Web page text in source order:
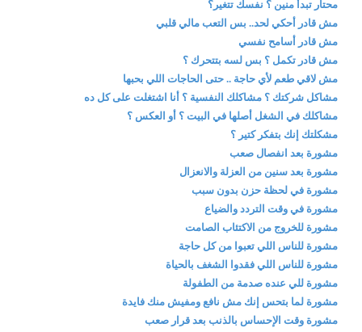
محتار تبدأ منين ؟ نفسك تتغير؟
مش قادر أحكي لحد.. بس التعب مالي قلبي
مش قادر أسامح نفسي
مش قادر تكمل ؟ بس لسه بتتحرك ؟
مش لاقي طعم لأي حاجة .. حتى الحاجات اللي بحبها
مشاكل شركتك ؟ مشاكلك النفسية ؟ أنا اشتغلت على كل ده
مشاكلك في الشغل أصلها في البيت ؟ أو العكس ؟
مشكلتك إنك بتفكر كتير ؟
مشورة بعد انفصال صعب
مشورة بعد سنين من العزلة والانعزال
مشورة في لحظة حزن بدون سبب
مشورة في وقت التردد والضياع
مشورة للخروج من الاكتئاب الصامت
مشورة للناس اللي تعبوا من كل حاجة
مشورة للناس اللي فقدوا الشغف بالحياة
مشورة للي عنده صدمة من الطفولة
مشورة لما بتحس إنك مش نافع ومفيش منك فايدة
مشورة وقت الإحساس بالذنب بعد قرار صعب